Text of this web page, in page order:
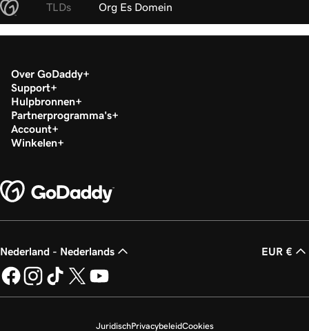
TLDs Org Es Domein
Over GoDaddy
Support
Hulpbronnen
Partnerprogramma's
Account
Winkelen
Nederland - Nederlands EUR €
JuridischPrivacybeleidCookies